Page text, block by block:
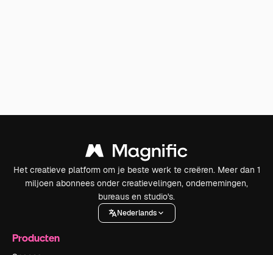
Het creatieve platform om je beste werk te creëren. Meer dan 1
miljoen abonnees onder creatievelingen, ondernemingen,
bureaus en studio's.
Nederlands
Producten